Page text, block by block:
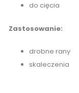
do cięcia
Zastosowanie:
drobne rany
skaleczenia